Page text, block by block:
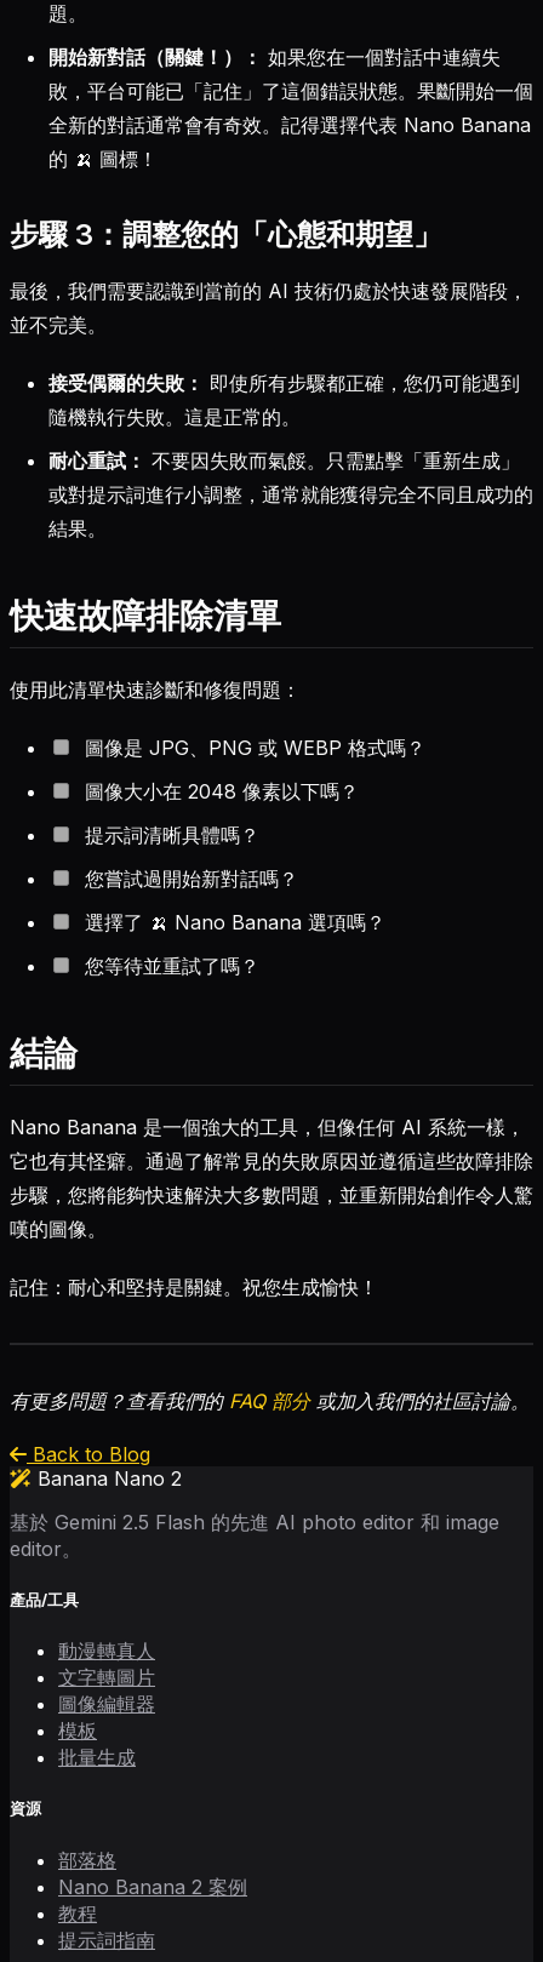
題。
開始新對話（關鍵！）： 如果您在一個對話中連續失
敗，平台可能已「記住」了這個錯誤狀態。果斷開始一個
全新的對話通常會有奇效。記得選擇代表 Nano Banana
的 🍌 圖標！
步驟 3：調整您的「心態和期望」
最後，我們需要認識到當前的 AI 技術仍處於快速發展階段，
並不完美。
接受偶爾的失敗： 即使所有步驟都正確，您仍可能遇到
隨機執行失敗。這是正常的。
耐心重試： 不要因失敗而氣餒。只需點擊「重新生成」
或對提示詞進行小調整，通常就能獲得完全不同且成功的
結果。
快速故障排除清單
使用此清單快速診斷和修復問題：
圖像是 JPG、PNG 或 WEBP 格式嗎？
圖像大小在 2048 像素以下嗎？
提示詞清晰具體嗎？
您嘗試過開始新對話嗎？
選擇了 🍌 Nano Banana 選項嗎？
您等待並重試了嗎？
結論
Nano Banana 是一個強大的工具，但像任何 AI 系統一樣，
它也有其怪癖。通過了解常見的失敗原因並遵循這些故障排除
步驟，您將能夠快速解決大多數問題，並重新開始創作令人驚
嘆的圖像。
記住：耐心和堅持是關鍵。祝您生成愉快！
有更多問題？查看我們的 FAQ 部分或加入我們的社區討論。
Back to Blog
Banana Nano 2
基於 Gemini 2.5 Flash 的先進 AI photo editor 和 image
editor。
產品/工具
動漫轉真人
文字轉圖片
圖像編輯器
模板
批量生成
資源
部落格
Nano Banana 2 案例
教程
提示詞指南